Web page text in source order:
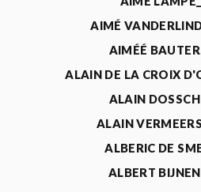
AIMÉ
AIMÉÉ
ALAIN DE LA CROIX
ALAIN
ALAIN
ALBERIC DE
ALBERT